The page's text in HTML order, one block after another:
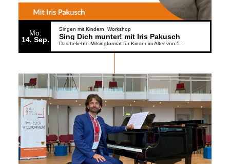
Mo.
14 Sep.
Singen mit Kindern Workshop
Sing Dich munter! mit Iris Pakusch
Das beliebte Mitsingformat für Kinder im Alter von 5 bis 6 Jahren geht weiter